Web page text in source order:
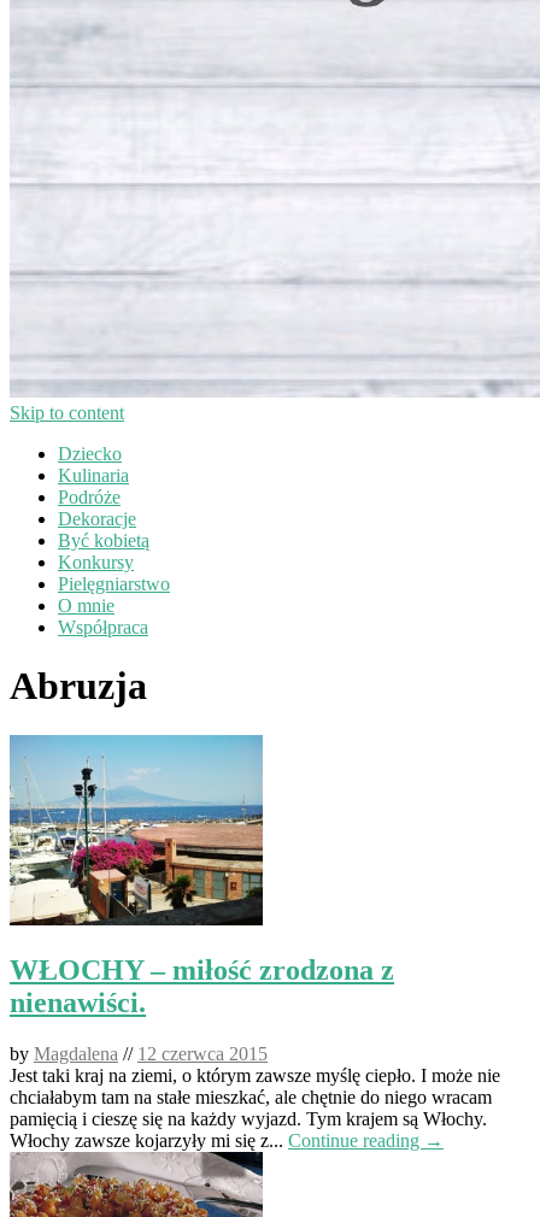
Skip to content
Dziecko
Kulinaria
Podróże
Dekoracje
Być kobietą
Konkursy
Pielęgniarstwo
O mnie
Współpraca
Abruzja
WŁOCHY – miłość zrodzona z
nienawiści.
by Magdalena // 12 czerwca 2015
Jest taki kraj na ziemi, o którym zawsze myślę ciepło. I może nie
chciałabym tam na stałe mieszkać, ale chętnie do niego wracam
pamięcią i cieszę się na każdy wyjazd. Tym krajem są Włochy.
Włochy zawsze kojarzyły mi się z... Continue reading →